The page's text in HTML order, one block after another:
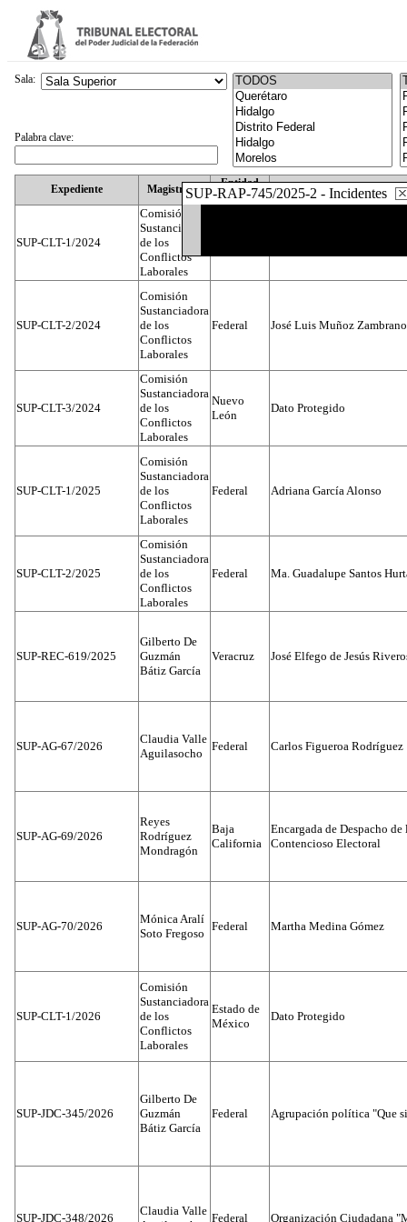
SUP-RAP-745/2025-2 - Incidentes
Expediente Magistrado
Entidad
Federativa
SUP-CLT-1/2024
Comisión
Sustanciadora
de los
Conflictos
Laborales
SUP-CLT-2/2024
Comisión
Sustanciadora
de los
Conflictos
Laborales
Federal José Luis Muñoz Zambrano
SUP-CLT-3/2024
Comisión
Sustanciadora
de los
Conflictos
Laborales
Nuevo
León
Dato Protegido
SUP-CLT-1/2025
Comisión
Sustanciadora
de los
Conflictos
Laborales
Federal Adriana García Alonso
SUP-CLT-2/2025
Comisión
Sustanciadora
de los
Conflictos
Laborales
Federal Ma. Guadalupe Santos
SUP-REC-619/2025
Gilberto De
Guzmán
Bátiz García
Veracruz José Elfego de Jesús
SUP-AG-67/2026
Claudia Valle
Aguilasocho
Federal Carlos Figueroa Rodríguez
SUP-AG-69/2026
Reyes
Rodríguez
Mondragón
Baja
California
Encargada de Despacho
Contencioso Electoral
SUP-AG-70/2026
Mónica Aralí
Soto Fregoso
Federal Martha Medina Gómez
SUP-CLT-1/2026
Comisión
Sustanciadora
de los
Conflictos
Laborales
Estado de
México
Dato Protegido
SUP-JDC-345/2026
Gilberto De
Guzmán
Bátiz García
Federal Agrupación política "Que
SUP-JDC-348/2026
Claudia Valle
Federal Organización Ciudadana
Sala:
Palabra clave: